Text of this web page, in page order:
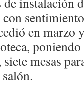
en marzo
mesas